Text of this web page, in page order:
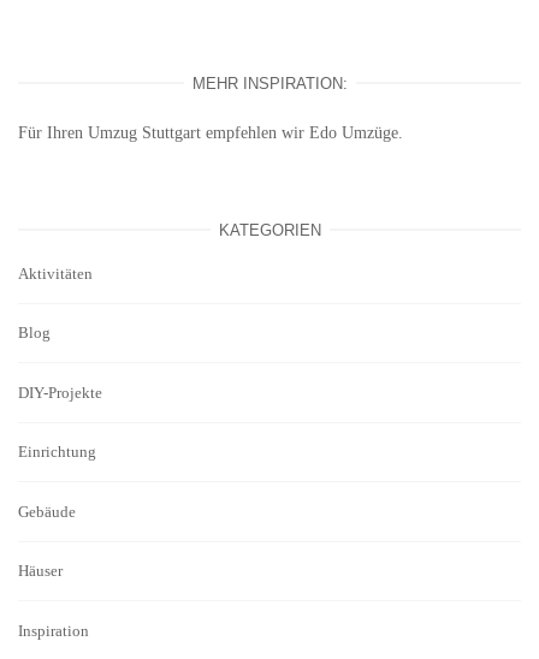
MEHR INSPIRATION:
Für Ihren Umzug Stuttgart empfehlen wir Edo Umzüge.
KATEGORIEN
Aktivitäten
Blog
DIY-Projekte
Einrichtung
Gebäude
Häuser
Inspiration